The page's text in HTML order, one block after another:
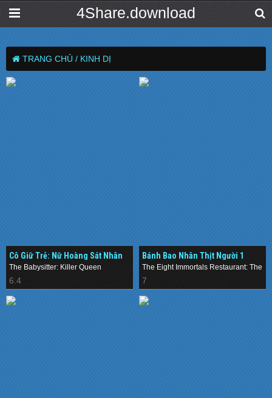
4Share.download
TRANG CHỦ / KINH DỊ
Cô Giữ Trẻ: Nữ Hoàng Sát Nhân
(2020)
The Babysitter: Killer Queen
6.4
Bánh Bao Nhân Thịt Người 1
(1993)
The Eight Immortals Restaurant: The
7